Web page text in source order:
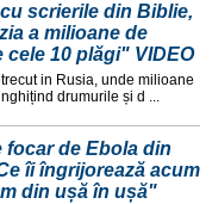
scrierile din Biblie,
a milioane de
10 plăgi" VIDEO
in Rusia, unde milioane
drumurile și d ...
focar de Ebola din
îi îngrijorează acum
din ușă în ușă"